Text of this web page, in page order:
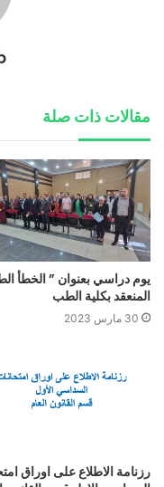
مقالات ذات صلة
يوم دراسي بعنوان ” الخطأ
المنعقد بكلية الطب
30 مارس 2023
رزنامة الاطلاع على اوراق